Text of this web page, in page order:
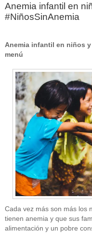
ADMINISTRAR
Anemia infantil en
#NiñosSinAnemia
Anemia infantil en niños
menú
Cada vez más son más los
tienen anemia y que sus
alimentación y un pobre